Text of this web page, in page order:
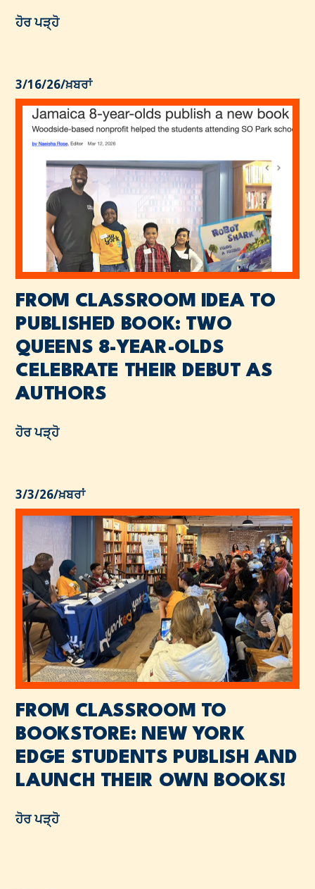
ਹੋਰ ਪੜ੍ਹੋ
3/16/26/ਖ਼ਬਰਾਂ
FROM CLASSROOM IDEA TO
PUBLISHED BOOK: TWO
QUEENS 8-YEAR-OLDS
CELEBRATE THEIR DEBUT AS
AUTHORS
ਹੋਰ ਪੜ੍ਹੋ
3/3/26/ਖ਼ਬਰਾਂ
FROM CLASSROOM TO
BOOKSTORE: NEW YORK
EDGE STUDENTS PUBLISH AND
LAUNCH THEIR OWN BOOKS!
ਹੋਰ ਪੜ੍ਹੋ